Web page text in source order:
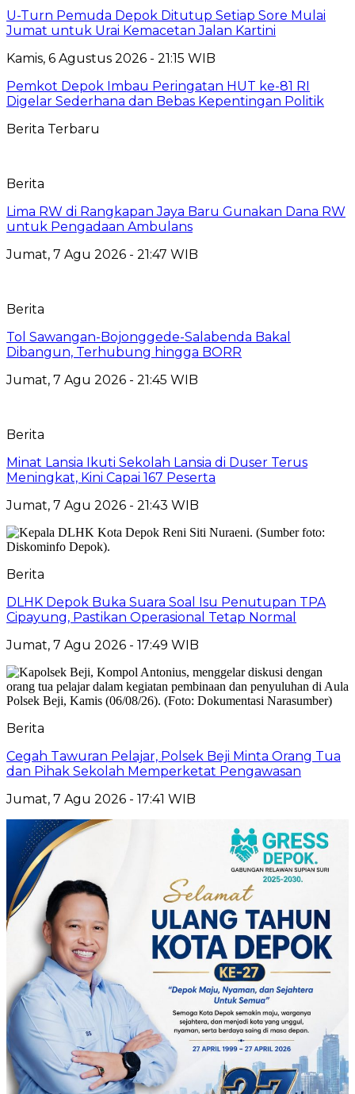
U-Turn Pemuda Depok Ditutup Setiap Sore Mulai
Jumat untuk Urai Kemacetan Jalan Kartini
Kamis, 6 Agustus 2026 - 21:15 WIB
Pemkot Depok Imbau Peringatan HUT ke-81 RI
Digelar Sederhana dan Bebas Kepentingan Politik
Berita Terbaru
Berita
Lima RW di Rangkapan Jaya Baru Gunakan Dana RW
untuk Pengadaan Ambulans
Jumat, 7 Agu 2026 - 21:47 WIB
Berita
Tol Sawangan-Bojonggede-Salabenda Bakal
Dibangun, Terhubung hingga BORR
Jumat, 7 Agu 2026 - 21:45 WIB
Berita
Minat Lansia Ikuti Sekolah Lansia di Duser Terus
Meningkat, Kini Capai 167 Peserta
Jumat, 7 Agu 2026 - 21:43 WIB
Berita
DLHK Depok Buka Suara Soal Isu Penutupan TPA
Cipayung, Pastikan Operasional Tetap Normal
Jumat, 7 Agu 2026 - 17:49 WIB
Berita
Cegah Tawuran Pelajar, Polsek Beji Minta Orang Tua
dan Pihak Sekolah Memperketat Pengawasan
Jumat, 7 Agu 2026 - 17:41 WIB